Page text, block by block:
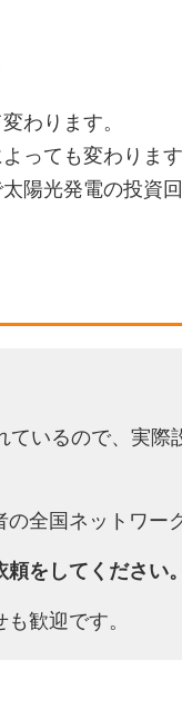
わります。
っても変わります
陽光発電の投資
いるので、実際
全国ネットワー
をしてください。
歓迎です。